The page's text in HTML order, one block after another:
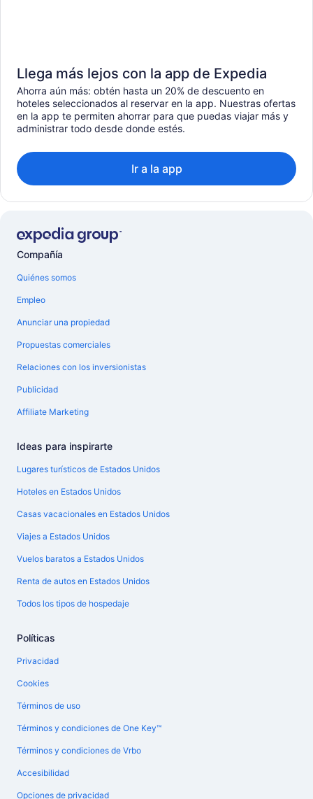
Llega más lejos con la app de Expedia
Ahorra aún más: obtén hasta un 20% de descuento en
hoteles seleccionados al reservar en la app. Nuestras ofertas
en la app te permiten ahorrar para que puedas viajar más y
administrar todo desde donde estés.
Ir a la app
Compañía
Quiénes somos
Empleo
Anunciar una propiedad
Propuestas comerciales
Relaciones con los inversionistas
Publicidad
Affiliate Marketing
Ideas para inspirarte
Lugares turísticos de Estados Unidos
Hoteles en Estados Unidos
Casas vacacionales en Estados Unidos
Viajes a Estados Unidos
Vuelos baratos a Estados Unidos
Renta de autos en Estados Unidos
Todos los tipos de hospedaje
Políticas
Privacidad
Cookies
Términos de uso
Términos y condiciones de One Key™
Términos y condiciones de Vrbo
Accesibilidad
Opciones de privacidad